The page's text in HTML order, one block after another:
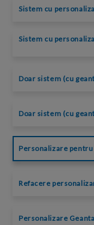
Sistem cu
Sistem cu
Doar sistem (cu
Doar sistem (cu
Personalizare
Refacere
Personalizare